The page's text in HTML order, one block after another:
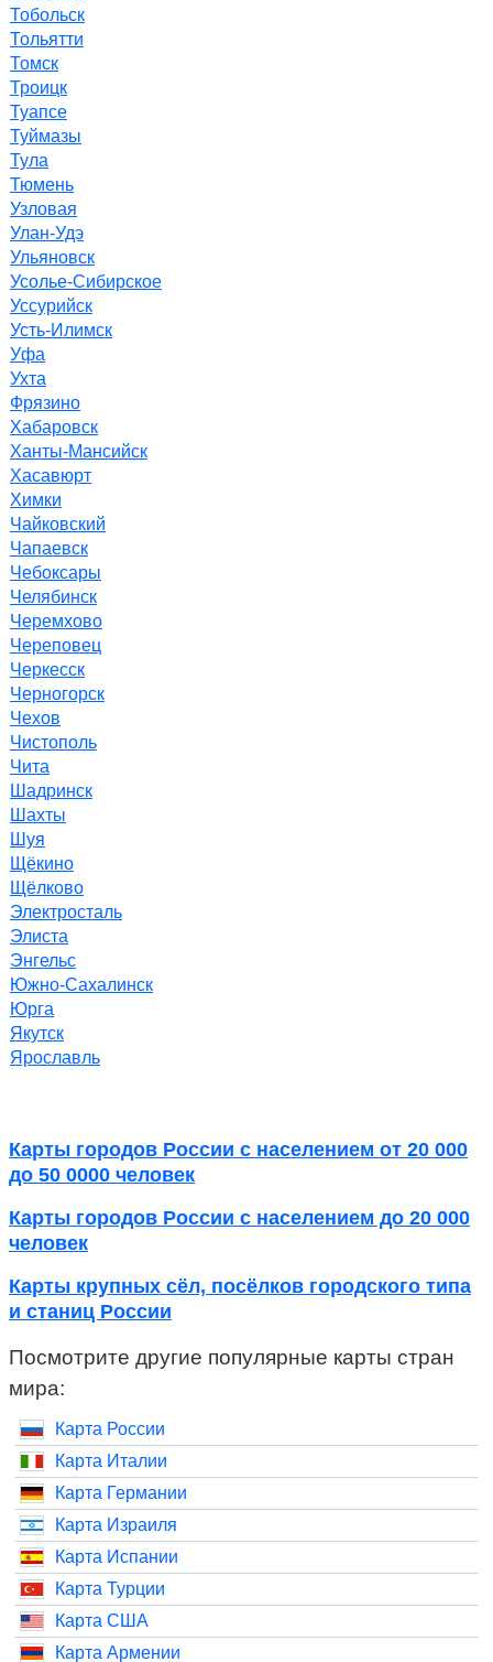
Тобольск
Тольятти
Томск
Троицк
Туапсе
Туймазы
Тула
Тюмень
Узловая
Улан-Удэ
Ульяновск
Усолье-Сибирское
Уссурийск
Усть-Илимск
Уфа
Ухта
Фрязино
Хабаровск
Ханты-Мансийск
Хасавюрт
Химки
Чайковский
Чапаевск
Чебоксары
Челябинск
Черемхово
Череповец
Черкесск
Черногорск
Чехов
Чистополь
Чита
Шадринск
Шахты
Шуя
Щёкино
Щёлково
Электросталь
Элиста
Энгельс
Южно-Сахалинск
Юрга
Якутск
Ярославль
Карты городов России с населением от 20 000
до 50 0000 человек
Карты городов России с населением до 20 000
человек
Карты крупных сёл, посёлков городского типа
и станиц России
Посмотрите другие популярные карты стран
мира:
Карта России
Карта Италии
Карта Германии
Карта Израиля
Карта Испании
Карта Турции
Карта США
Карта Армении